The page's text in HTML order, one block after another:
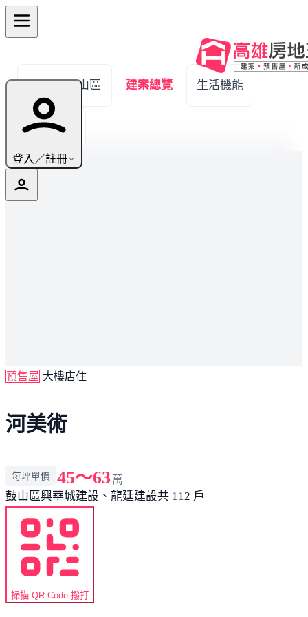
登入／註冊
← 返回鼓山區 建案總覽 生活機能
實價登錄
預售屋 大樓店住
河美術
每坪單價 45～63 萬
鼓山區興華城建設、龍廷建設共 112 戶
掃描 QR Code 撥打